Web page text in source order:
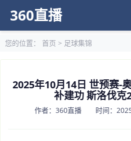
360直播
您的位置： 首页 > 足球集锦
2025年10月14日 世预赛-
补建功 斯洛伐克
作者：360直播 时间：2025